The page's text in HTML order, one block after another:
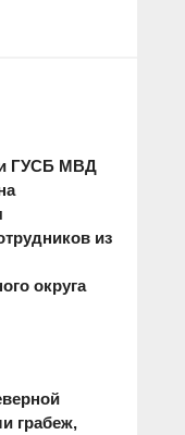
ГУСБ МВД
из
округа
грабеж,